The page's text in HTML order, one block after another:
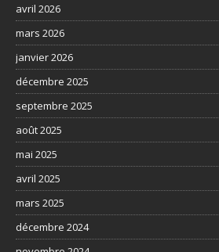
avril 2026
mars 2026
janvier 2026
décembre 2025
septembre 2025
août 2025
mai 2025
avril 2025
mars 2025
décembre 2024